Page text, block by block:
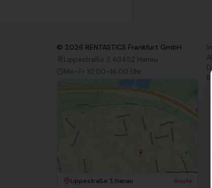
© 2026 RENTASTICS Frankfurt GmbH
Lippestraße 7, 63452 Hanau
Mo–Fr 10:00–16:00 Uhr
Lippestraße 7, Hanau Route